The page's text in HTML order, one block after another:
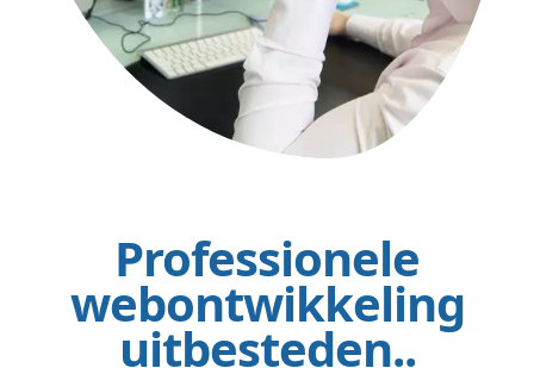
Professionele
webontwikkeling
uitbesteden..